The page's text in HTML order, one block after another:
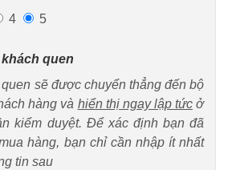
4 5
quen
sẽ được chuyển thẳng đến bộ
hàng và hiển thị ngay lập tứcở
kiểm duyệt. Để xác định bạn đã
hàng, bạn chỉ cần nhập ít nhất
tin sau